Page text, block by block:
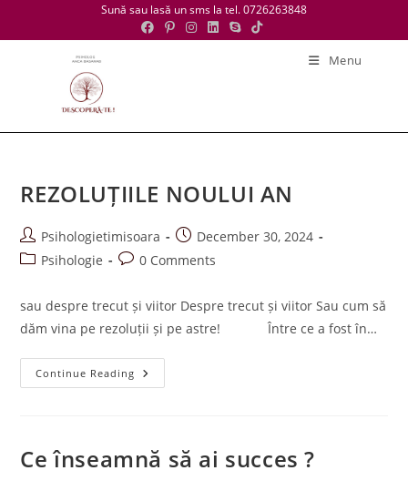
Sună sau lasă un sms la tel. 0726263848
Menu
REZOLUȚIILE NOULUI AN
Post
author:
Psihologietimisoara
Post
published:
December 30, 2024
PostPsihologie
Post0 Comments
sau despre trecut și viitor Despre trecut și viitor Sau cum să
dăm vina pe rezoluții și pe astre! Între ce a fost în…
Continue Reading REZOLUȚIILE
NOULUI
Ce înseamnă să ai succes ?